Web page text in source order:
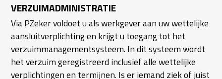
VERZUIMADMINISTRATIE
Via PZeker voldoet u als werkgever aan uw wettelijke
aansluitverplichting en krijgt u toegang tot het
verzuimmanagementsysteem. In dit systeem wordt
het verzuim geregistreerd inclusief alle wettelijke
verplichtingen en termijnen. Is er iemand ziek of juist